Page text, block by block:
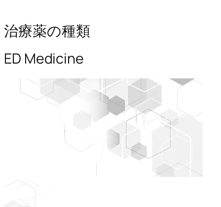
治療薬の種類
ED Medicine